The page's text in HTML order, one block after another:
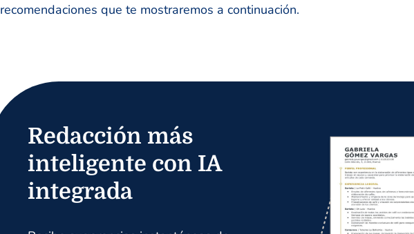
recomendaciones que te mostraremos a continuación.
Redacción más
inteligente con IA
integrada